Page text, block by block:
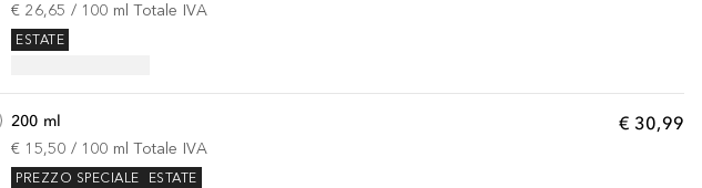
€ 26,65 / 100 ml Totale IVA
ESTATE
€ 30,99
200 ml
€ 15,50 / 100 ml Totale IVA
ESTATE
PREZZO SPECIALE